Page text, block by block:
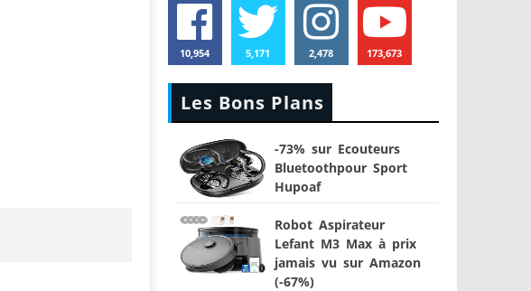
10,954 5,171 2,478 173,673
Les Bons Plans
-73% sur Ecouteurs
Bluetoothpour Sport
Hupoaf
Robot Aspirateur
Lefant M3 Max à prix
jamais vu sur Amazon
(-67%)